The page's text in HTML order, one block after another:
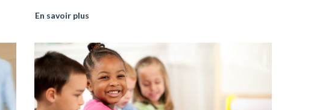
En savoir plus